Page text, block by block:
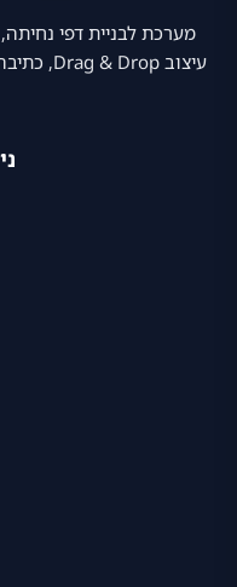
מערכת לבניית דפי
עיצוב Drag & Drop, כתיבה ב-AI, ואנליטיקה שמניעה החלטות.